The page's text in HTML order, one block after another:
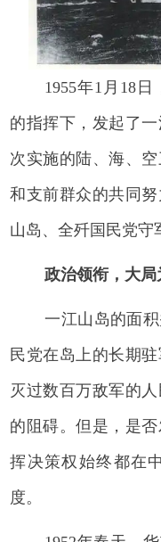
1955年1月18
的指挥下，发起了
次实施的陆、海、
和支前群众的共同
山岛、全歼国民党守
政治领衔，大
一江山岛的面
民党在岛上的长期
灭过数百万敌军的
的阻碍。但是，是
挥决策权始终都在
度。